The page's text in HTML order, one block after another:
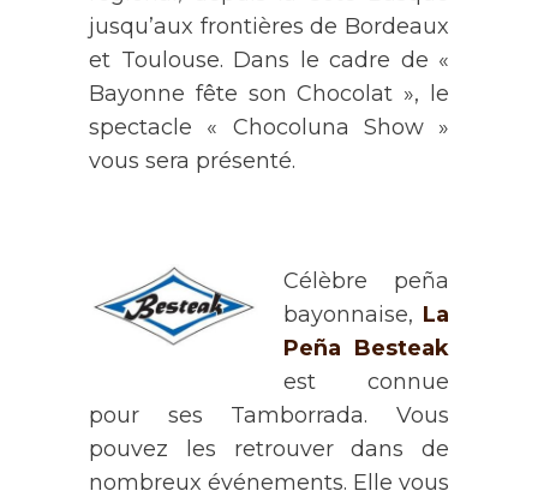
jusqu’aux frontières de Bordeaux
et Toulouse. Dans le cadre de «
Bayonne fête son Chocolat », le
spectacle « Chocoluna Show »
vous sera présenté.
Célèbre peña
bayonnaise, La
Peña Besteak
est connue
pour ses Tamborrada. Vous
pouvez les retrouver dans de
nombreux événements. Elle vous